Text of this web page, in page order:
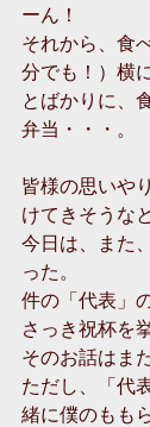
ーん！
それから、食
分でも！）横
とばかりに、
弁当・・・。
皆様の思いや
けてきそうな
今日は、また
った。
件の「代表」
さっき祝杯を
そのお話はま
ただし、「代
緒に僕のもも